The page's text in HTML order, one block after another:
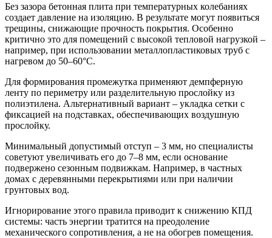
Без зазора бетонная плита при температурных колебаниях
создает давление на изоляцию. В результате могут появиться
трещины, снижающие прочность покрытия. Особенно
критично это для помещений с высокой тепловой нагрузкой –
например, при использовании металлопластиковых труб с
нагревом до 50–60°C.
Для формирования промежутка применяют демпферную
ленту по периметру или разделительную прослойку из
полиэтилена. Альтернативный вариант – укладка сетки с
фиксацией на подставках, обеспечивающих воздушную
прослойку.
Минимальный допустимый отступ – 3 мм, но специалисты
советуют увеличивать его до 7–8 мм, если основание
подвержено сезонным подвижкам. Например, в частных
домах с деревянными перекрытиями или при наличии
грунтовых вод.
Игнорирование этого правила приводит к снижению КПД
системы: часть энергии тратится на преодоление
механического сопротивления, а не на обогрев помещения.